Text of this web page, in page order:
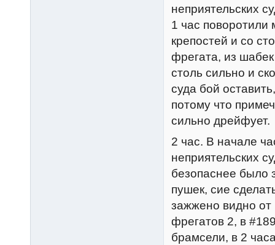
неприятельских
1 час поворотили
крепостей и со
фрегата, из
столь сильно и
суда бой
потому что
сильно дрейфует.
2 час. В начале
неприятельских
безопаснее было
пушек, сие
зажжено видно
фрегатов 2, в
брамсели, в 2